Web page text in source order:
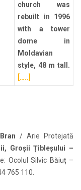
church was
rebuilt in 1996
with a tower
dome in
Moldavian
style, 48 m tall.
[…..]
/ Arie Protejată
Groșii Țibleșului –
Ocolul Silvic Băiuț –
765 110.